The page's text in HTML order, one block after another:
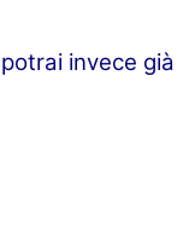
invece già